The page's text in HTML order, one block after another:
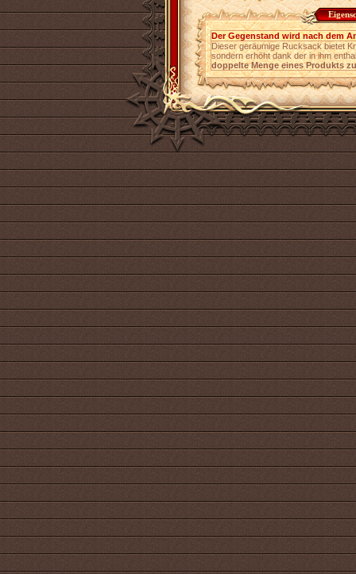
Der Gegenstand wird nach dem
Dieser geräumige Rucksack bietet
sondern erhöht dank der in ihm
doppelte Menge eines Produkts